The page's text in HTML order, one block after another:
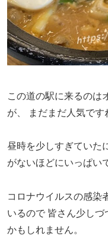
この道の駅に来るのは
が、
まだまだ人気です
昼時を少しすぎていた
がないほどにいっぱい
コロナウイルスの感染
いるので 皆さん少しづ
かもしれません。